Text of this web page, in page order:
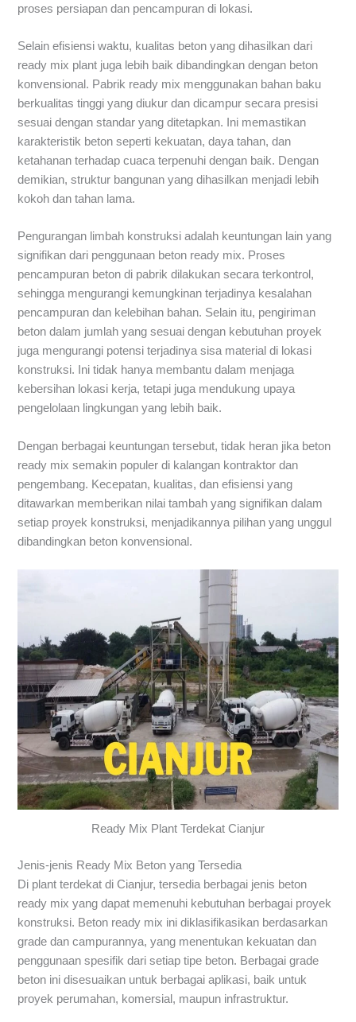
proses persiapan dan pencampuran di lokasi.
Selain efisiensi waktu, kualitas beton yang dihasilkan dari
ready mix plant juga lebih baik dibandingkan dengan beton
konvensional. Pabrik ready mix menggunakan bahan baku
berkualitas tinggi yang diukur dan dicampur secara presisi
sesuai dengan standar yang ditetapkan. Ini memastikan
karakteristik beton seperti kekuatan, daya tahan, dan
ketahanan terhadap cuaca terpenuhi dengan baik. Dengan
demikian, struktur bangunan yang dihasilkan menjadi lebih
kokoh dan tahan lama.
Pengurangan limbah konstruksi adalah keuntungan lain yang
signifikan dari penggunaan beton ready mix. Proses
pencampuran beton di pabrik dilakukan secara terkontrol,
sehingga mengurangi kemungkinan terjadinya kesalahan
pencampuran dan kelebihan bahan. Selain itu, pengiriman
beton dalam jumlah yang sesuai dengan kebutuhan proyek
juga mengurangi potensi terjadinya sisa material di lokasi
konstruksi. Ini tidak hanya membantu dalam menjaga
kebersihan lokasi kerja, tetapi juga mendukung upaya
pengelolaan lingkungan yang lebih baik.
Dengan berbagai keuntungan tersebut, tidak heran jika beton
ready mix semakin populer di kalangan kontraktor dan
pengembang. Kecepatan, kualitas, dan efisiensi yang
ditawarkan memberikan nilai tambah yang signifikan dalam
setiap proyek konstruksi, menjadikannya pilihan yang unggul
dibandingkan beton konvensional.
Ready Mix Plant Terdekat Cianjur
Jenis-jenis Ready Mix Beton yang Tersedia
Di plant terdekat di Cianjur, tersedia berbagai jenis beton
ready mix yang dapat memenuhi kebutuhan berbagai proyek
konstruksi. Beton ready mix ini diklasifikasikan berdasarkan
grade dan campurannya, yang menentukan kekuatan dan
penggunaan spesifik dari setiap tipe beton. Berbagai grade
beton ini disesuaikan untuk berbagai aplikasi, baik untuk
proyek perumahan, komersial, maupun infrastruktur.